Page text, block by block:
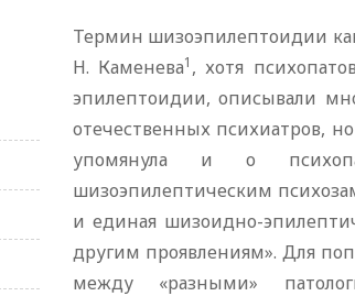
Термин шизоэпилептоидии
Н. Каменева1 , хотя
эпилептоидии, описывали
отечественных психиатров,
упомянула и о
шизоэпилептическим
и единая шизоидно-
другим проявлениям». Для
между «разными»